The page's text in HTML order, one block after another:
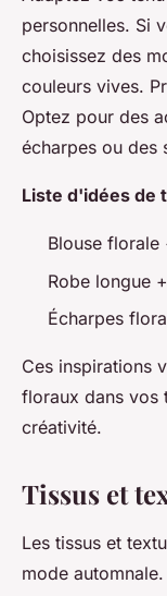
personnelles. Si
choisissez des
couleurs vives.
Optez pour des
écharpes ou des
Liste d'idées de
Blouse florale
Robe longue
Écharpes
Ces inspirations
floraux dans vos
créativité.
Tissus et
Les tissus et
mode automnale.